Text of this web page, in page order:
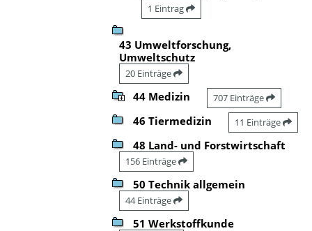
1 Eintrag
43 Umweltforschung,
Umweltschutz
20 Einträge
44 Medizin 707 Einträge
46 Tiermedizin 11 Einträge
48 Land- und Forstwirtschaft
156 Einträge
50 Technik allgemein
44 Einträge
51 Werkstoffkunde